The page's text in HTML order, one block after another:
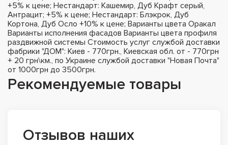
+5% к цене; Нестандарт: Кашемир, Дуб Крафт серый,
Антрацит; +5% к цене; Нестандарт: Блэкрок, Дуб
Кортона, Дуб Осло +10% к цене; Варианты цвета Оракал
Варианты исполнения фасадов Варианты цвета профиля
раздвижной системы Стоимость услуг службой доставки
фабрики "ДОМ": Киев - 770грн., Киевская обл. от - 770грн
+ 20 грн\км., по Украине службой доставки "Новая Почта"
от 1000грн до 3500грн.
Рекомендуемые товары
Отзывов наших